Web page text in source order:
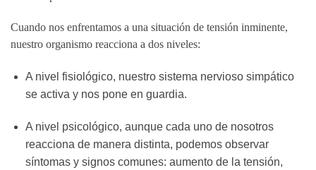
Cuando nos enfrentamos a una situación de tensión inminente,
nuestro organismo reacciona a dos niveles:
A nivel fisiológico, nuestro sistema nervioso simpático
se activa y nos pone en guardia.
A nivel psicológico, aunque cada uno de nosotros
reacciona de manera distinta, podemos observar
síntomas y signos comunes: aumento de la tensión,